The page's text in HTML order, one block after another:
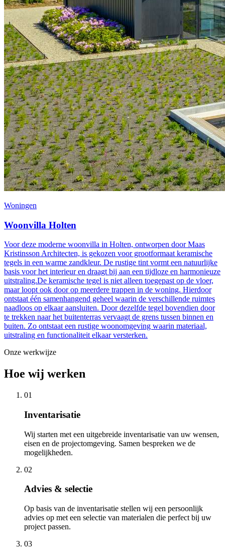
Woningen
Woonvilla Holten
Voor deze moderne woonvilla in Holten, ontworpen door Maas
Kristinsson Architecten, is gekozen voor grootformaat keramische
tegels in een warme zandkleur. De rustige tint vormt een natuurlijke
basis voor het interieur en draagt bij aan een tijdloze en harmonieuze
uitstraling.De keramische tegel is niet alleen toegepast op de vloer,
maar loopt ook door op meerdere trappen in de woning. Hierdoor
ontstaat één samenhangend geheel waarin de verschillende ruimtes
naadloos op elkaar aansluiten. Door dezelfde tegel bovendien door
te trekken naar het buitenterras vervaagt de grens tussen binnen en
buiten. Zo ontstaat een rustige woonomgeving waarin materiaal,
uitstraling en functionaliteit elkaar versterken.
Onze werkwijze
Hoe wij werken
01
Inventarisatie
Wij starten met een uitgebreide inventarisatie van uw wensen,
eisen en de projectomgeving. Samen bespreken we de
mogelijkheden.
02
Advies & selectie
Op basis van de inventarisatie stellen wij een persoonlijk
advies op met een selectie van materialen die perfect bij uw
project passen.
03